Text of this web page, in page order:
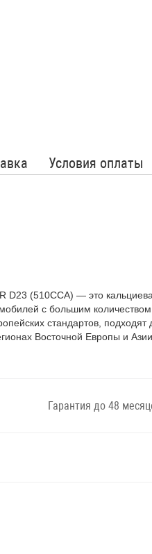
Условия оплаты
D23 (510CCA) — это
с большим
стандартов,
Восточной Европы и Азии.
Гарантия до 48